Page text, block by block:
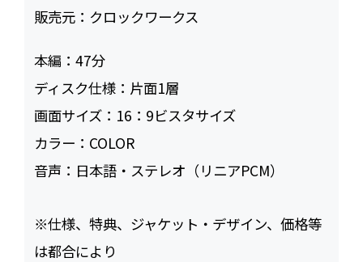
販売元： クロックワークス
本編：47
ディスク仕様： 片面1層
画面サイズ： 16：9ビスタサイズ
カラー： COLOR
音声： 日本語・ステレオ（リニアPCM）
※仕様、特典、ジャケット・デザイン、価格等
は都合により